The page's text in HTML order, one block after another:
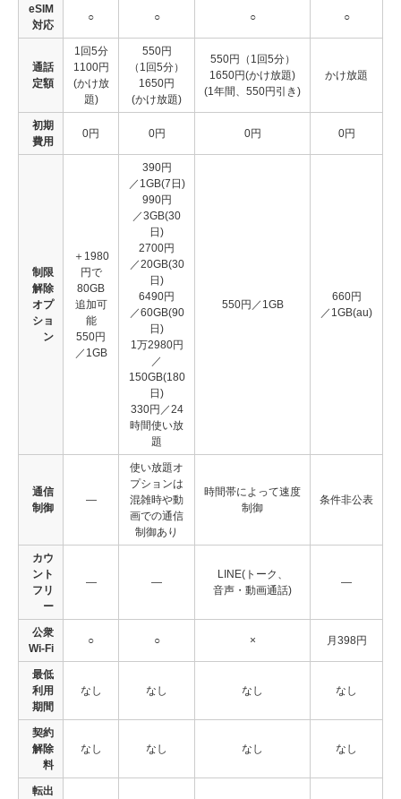
eSIM
対応
○ ○ ○ ○
通話
定額
1回5分
1100円
(かけ放
題)
550円
（1回5分）
1650円
(かけ放題)
550円（1回5分）
1650円(かけ放題)
(1年間、550円引き)
かけ放題
初期
費用
0円 0円 0円 0円
制限
解除
オプ
ショ
ン
＋1980
円で
80GB
追加可
能
550円
／1GB
390円
／1GB(7日)
990円
／3GB(30
日)
2700円
／20GB(30
日)
6490円
／60GB(90
日)
1万2980円
／
150GB(180
日)
330円／24
時間使い放
題
550円／1GB
660円
／1GB(au)
通信
制御
―
使い放題オ
プションは
混雑時や動
画での通信
制御あり
時間帯によって速度
制御
条件非公表
カウ
ント
フリ
ー
― ―
LINE(トーク、
音声・動画通話)
―
公衆
Wi-Fi
○ ○ × 月398円
最低
利用
期間
なし なし なし なし
契約
解除
料
なし なし なし なし
転出